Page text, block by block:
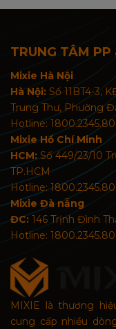
TRUNG TÂM
Mixie Hà Nội
Hà Nội: Số 11BT4-3,
Trung Thư, Phường
Hotline: 1800.2345.80
Mixie Hồ Chí Minh
HCM:Số 449/23/10
TP.HCM
Hotline: 1800.2345.80
Mixie Đà nẵng
ĐC: 146 Trịnh Đình
Hotline: 1800.2345.80
MIXIE là thương
cung cấp nhiều